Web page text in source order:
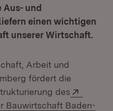
Aus- und
einen wichtigen
unserer Wirtschaft.
Arbeit und
fördert die
des
Bauwirtschaft Baden-